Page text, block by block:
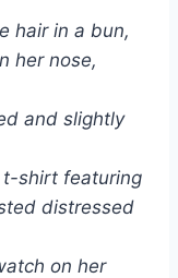
hair in a bun,
her nose,
and slightly
t-shirt featuring
distressed
on her